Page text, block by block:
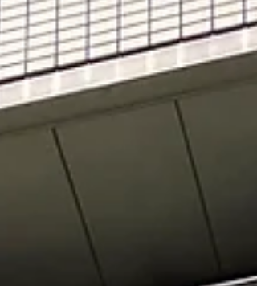
トルは 「旅館業の申請と民泊届出」 と、極めて
味ですが、コンパクトにまとめることが出来たよ
うに自負しております。 （オレンジ色のタイト
文字に、リンクを貼りました。） 宿泊事業（貸
荘）による物件の活用を考える場合、一度は悩む
のが旅館業（簡易宿所）か住宅事業法（民泊）か
と言う点だと思います。 その点を中心に、分か
やすく解説を試みました。 是非一度、ご覧くだ
い。 そして、遅くなりましたが、一言！ 本年も
何卒よろしくお願い申し上げます。